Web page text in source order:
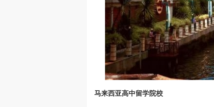
马来西亚高中留学院校